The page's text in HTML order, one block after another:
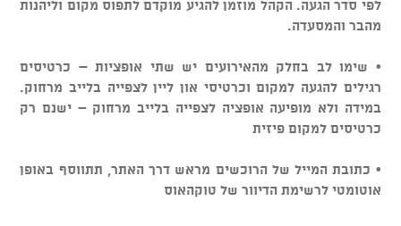
לפי סדר הגעה. הקהל מוזמן להגיע מוקדם לתפוס מקום וליהנות
מהבר והמסעדה.
• שימו לב בחלק מהאירועים יש שתי אופציות – כרטיסים
רגילים להגעה למקום וכרטיסי און ליין לצפייה בלייב מרחוק.
במידה ולא מופיעה אופציה לצפייה בלייב מרחוק – ישנם רק
כרטיסים למקום פיזית
• כתובת המייל של הרוכשים מראש דרך האתר, תתווסף באופן
אוטומטי לרשימת הדיוור של טוקהאוס